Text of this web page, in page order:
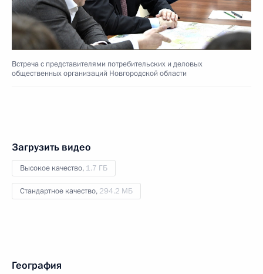
Встреча с представителями потребительских и деловых
общественных организаций Новгородской области
Загрузить видео
Высокое качество, 1.7 ГБ
Стандартное качество, 294.2 МБ
География